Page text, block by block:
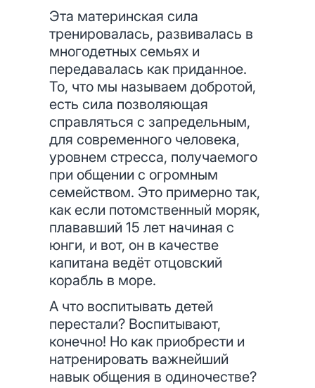
Эта материнская сила
тренировалась, развивалась в
многодетных семьях и
передавалась как приданное.
То, что мы называем добротой,
есть сила позволяющая
справляться с запредельным,
для современного человека,
уровнем стресса, получаемого
при общении с огромным
семейством. Это примерно так,
как если потомственный моряк,
плававший 15 лет начиная с
юнги, и вот, он в качестве
капитана ведёт отцовский
корабль в море.
А что воспитывать детей
перестали? Воспитывают,
конечно! Но как приобрести и
натренировать важнейший
навык общения в одиночестве?